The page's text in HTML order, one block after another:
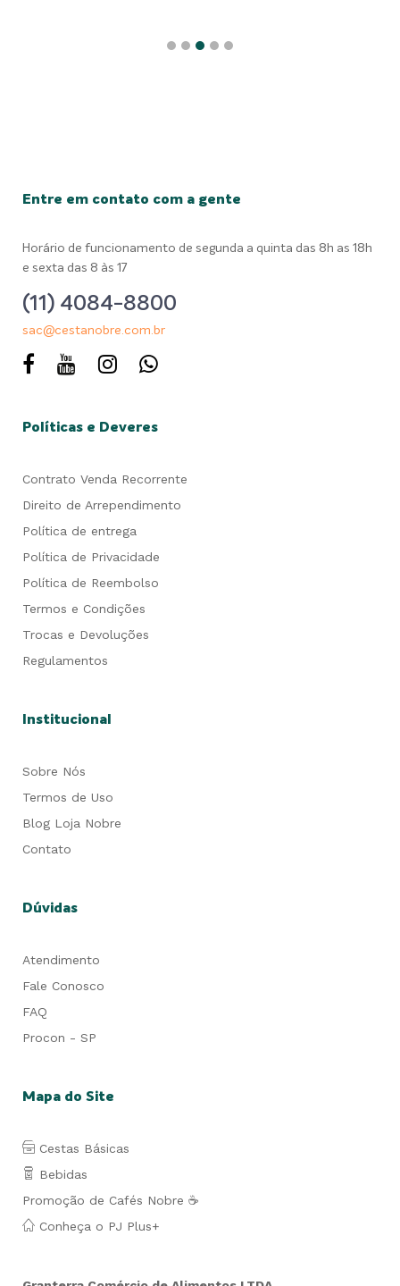
Entre em contato com a gente
Horário de funcionamento de segunda a quinta das 8h as 18h
e sexta das 8 às 17
(11) 4084-8800
sac@cestanobre.com.br
Políticas e Deveres
Contrato Venda Recorrente
Direito de Arrependimento
Política de entrega
Política de Privacidade
Política de Reembolso
Termos e Condições
Trocas e Devoluções
Regulamentos
Institucional
Sobre Nós
Termos de Uso
Blog Loja Nobre
Contato
Dúvidas
Atendimento
Fale Conosco
FAQ
Procon - SP
Mapa do Site
Cestas Básicas
Bebidas
Promoção de Cafés Nobre ☕
Conheça o PJ Plus+